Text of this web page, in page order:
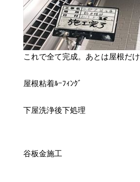
これで全て完成。あとは屋根だけ
屋根粘着ﾙｰﾌｨﾝｸﾞ
下屋洗浄後下処理
谷板金施工